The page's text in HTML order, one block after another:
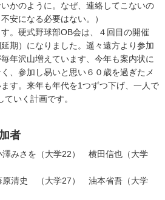
かのように。なぜ、連絡してこないの
安になる必要はない。）
。硬式野球部OB会は、４回目の開催
延期）になりました。遥々遠方より参加
年沢山増えています、今年も案内状に
、参加し易いと思い６０歳を過ぎたメ
す。来年も年代を1つずつ下げ、一人で
いく計画です。
者
みさを（大学22） 横田信也（大学
清史 （大学27） 油本省吾（大学